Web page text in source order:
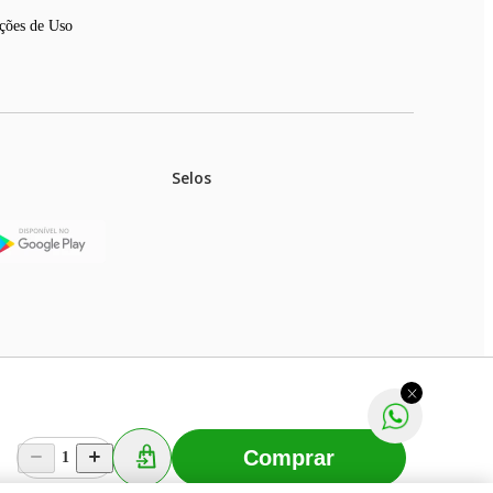
1 Comprar
de Uso
Selos
prévio. Fast Shop S. A. CNPJ: 43.708.379/0001-
Selecionar os Cookies